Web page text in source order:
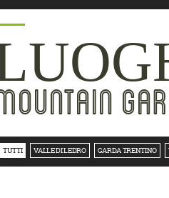
TUTTI VALLE DI LEDRO GARDA TRENTINO